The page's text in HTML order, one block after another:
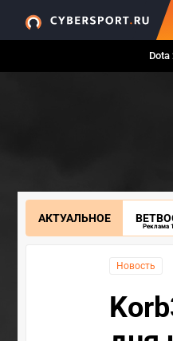
Dota
АКТУАЛЬНОЕ
Реклама
Новость